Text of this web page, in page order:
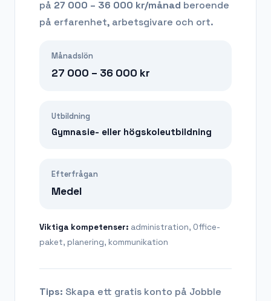
på 27 000 – 36 000 kr/månad beroende
på erfarenhet, arbetsgivare och ort.
Månadslön
27 000 – 36 000 kr
Utbildning
Gymnasie- eller högskoleutbildning
Efterfrågan
Medel
Viktiga kompetenser: administration, Office-
paket, planering, kommunikation
Tips: Skapa ett gratis konto på Jobble